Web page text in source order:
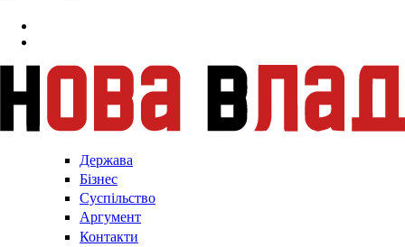
Держава
Бізнес
Суспільство
Аргумент
Контакти